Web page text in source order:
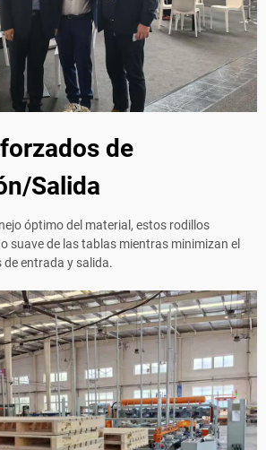
de
Salida
óptimo del material, estos rodillos
suave de las tablas mientras minimizan el
entrada y salida.